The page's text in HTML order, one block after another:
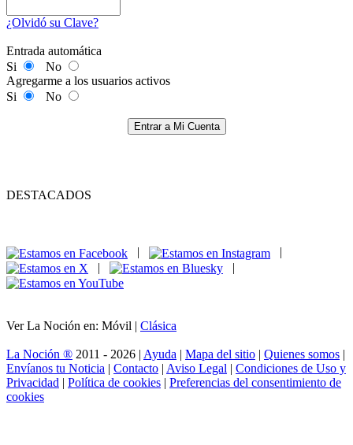
¿Olvidó su Clave?
Entrada automática
Si
No
Agregarme a los usuarios activos
Si
No
Entrar a Mi Cuenta
DESTACADOS
|
|
Ver La Noción en: Móvil | Clásica
La Noción ® 2011 - 2026 | Ayuda | Mapa del sitio | Quienes somos |
Envíanos tu Noticia | Contacto | Aviso Legal | Condiciones de Uso y
Privacidad | Política de cookies | Preferencias del consentimiento de
cookies